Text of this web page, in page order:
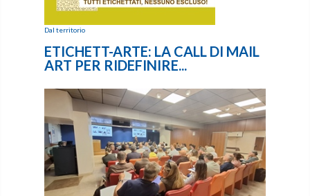
Dal territorio
ETICHETT-ARTE: LA CALL DI MAIL
ART PER RIDEFINIRE...